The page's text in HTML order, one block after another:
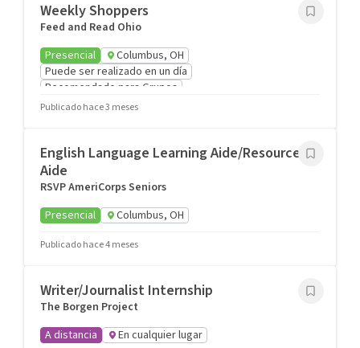
Weekly Shoppers
Feed and Read Ohio
Presencial
Columbus, OH
Puede ser realizado en un día
Recomendado para Grupos
Publicado hace 3 meses
English Language Learning Aide/Resource
Aide
RSVP AmeriCorps Seniors
Presencial
Columbus, OH
Publicado hace 4 meses
Writer/Journalist Internship
The Borgen Project
A distancia
En cualquier lugar